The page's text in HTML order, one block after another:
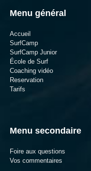
Menu général
Accueil
SurfCamp
SurfCamp Junior
École de Surf
Coaching vidéo
Reservation
Tarifs
Menu secondaire
Foire aux questions
Vos commentaires